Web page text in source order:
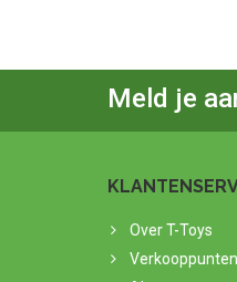
Meld je
Over T-Toys
Verkooppunten